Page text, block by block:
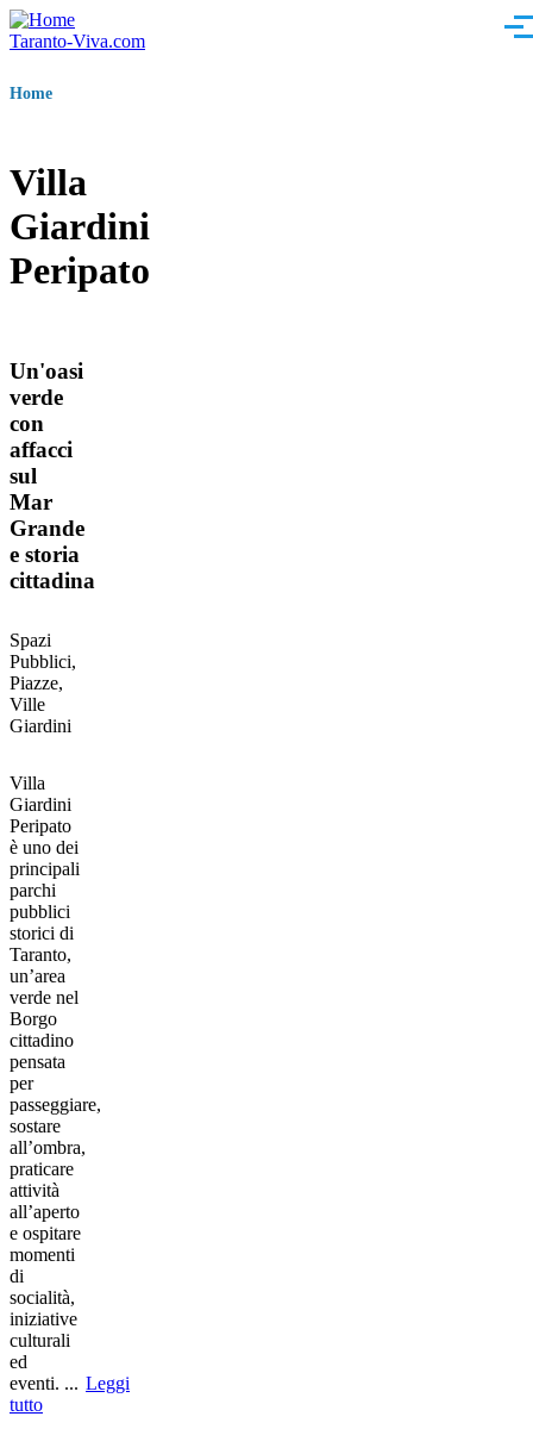
Skip
to
content
Taranto-Viva.com
Briciole
di
Home
Villa
Giardini
Peripato
Un'oasi
verde
con
affacci
sul
Mar
Grande
e storia
cittadina
Spazi
Pubblici,
Piazze,
Ville
Giardini
Body
Villa
Giardini
Peripato
è uno dei
principali
parchi
pubblici
storici di
Taranto,
un’area
verde nel
Borgo
cittadino
pensata
per
passeggiare,
sostare
all’ombra,
praticare
attività
all’aperto
e ospitare
momenti
di
socialità,
iniziative
culturali
ed
eventi. ... Leggi
tutto